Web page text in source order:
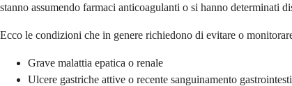
stanno assumendo farmaci anticoagulanti o si hanno determinati
Ecco le condizioni che in genere richiedono di evitare o
Grave malattia epatica o renale
Ulcere gastriche attive o recente sanguinamento